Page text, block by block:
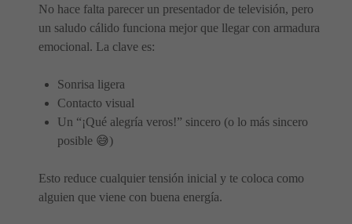
No hace falta parecer un presentador de televisión, pero
un saludo cálido funciona mejor que llegar con armadura
emocional. La clave es:
Sonrisa ligera
Contacto visual
Un “¡Qué alegría veros!” sincero (o lo más sincero
posible 😅)
Esto reduce cualquier tensión inicial y te coloca como
alguien que viene con buena energía.